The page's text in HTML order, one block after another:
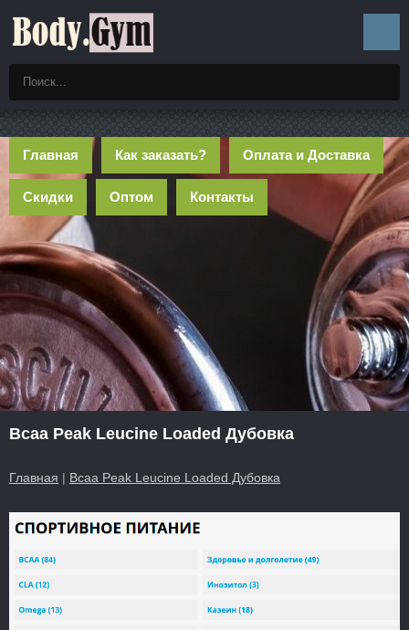
Главная Как заказать? Оплата и Доставка
Скидки Оптом Контакты
Bcaa Peak Leucine Loaded Дубовка
Главная | Bcaa Peak Leucine Loaded Дубовка